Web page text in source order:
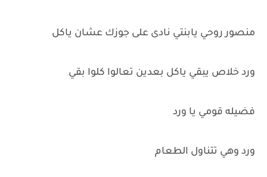
منصور روحي يابنتي نادى على جوزك عشان ياكل
ورد خلاص يبقي ياكل بعدين تعالوا كلوا بقي
فضيله قومي يا ورد
ورد وهي تتناول الطعام